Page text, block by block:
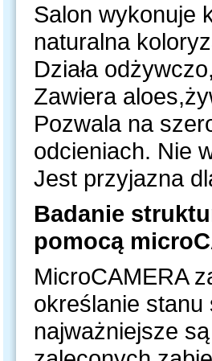
Salon wykonuje
naturalna
Działa
Zawiera
Pozwala na
odcieniach. Nie
Jest przyjazna
Badanie
pomocą
MicroCAMERA
określanie stanu
najważniejsze